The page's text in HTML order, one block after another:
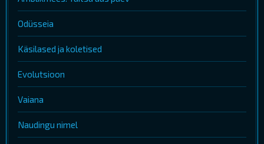
Odüsseia
Käsilased ja koletised
Evolutsioon
Vaiana
Naudingu nimel